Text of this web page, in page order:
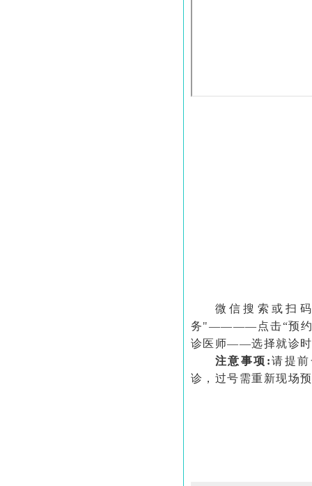
微信搜索或扫
务"————点击“预约
诊医师——选择就诊
注意事项:请提
诊，过号需重新现场